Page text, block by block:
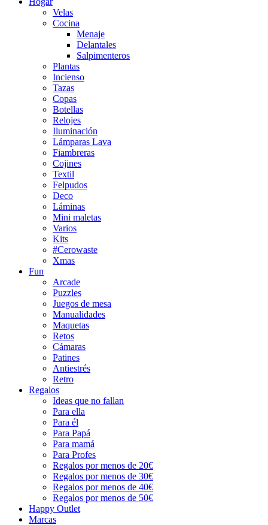
Velas
Cocina
Menaje
Delantales
Salpimenteros
Plantas
Incienso
Tazas
Copas
Botellas
Relojes
Iluminación
Lámparas Lava
Fiambreras
Cojines
Textil
Felpudos
Deco
Láminas
Mini maletas
Varios
Kits
#Cerowaste
Xmas
Fun
Arcade
Puzzles
Juegos de mesa
Manualidades
Maquetas
Retos
Cámaras
Patines
Antiestrés
Retro
Regalos
Ideas que no fallan
Para ella
Para él
Para Papá
Para mamá
Para Profes
Regalos por menos de 20€
Regalos por menos de 30€
Regalos por menos de 40€
Regalos por menos de 50€
Happy Outlet
Marcas